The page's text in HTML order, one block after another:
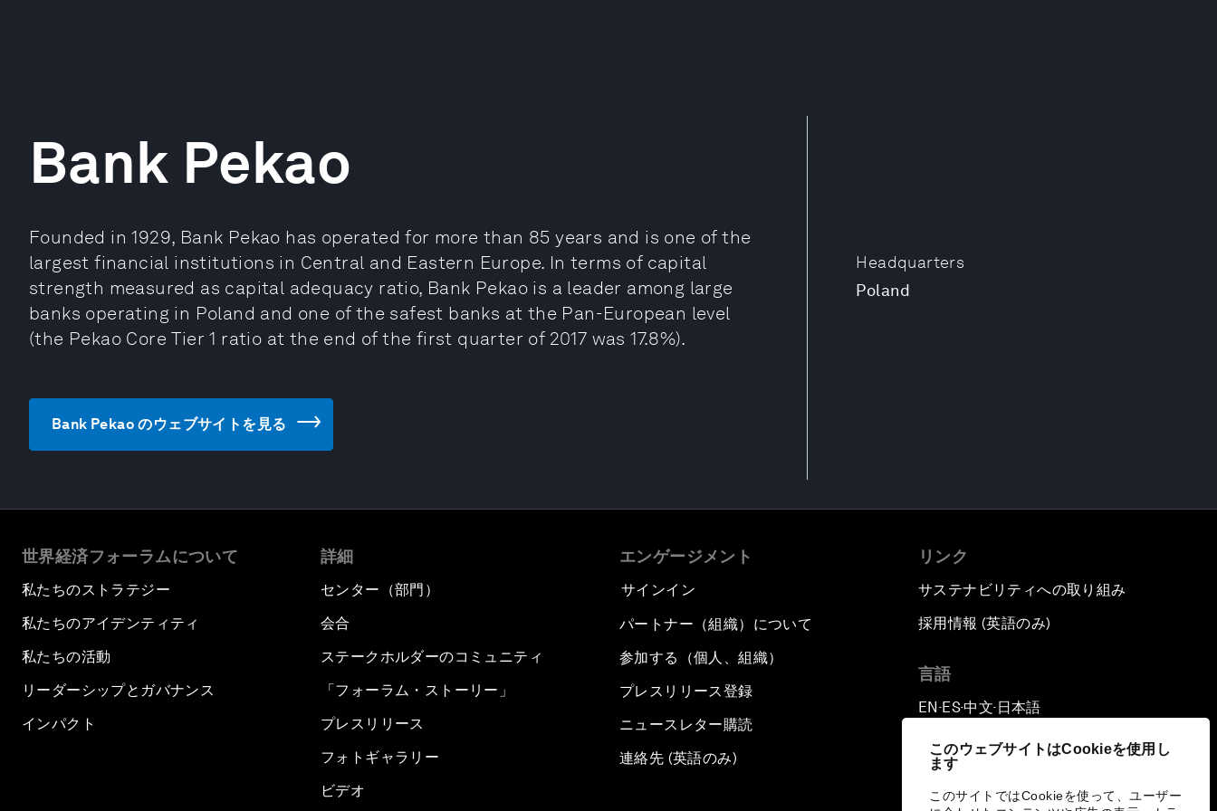
このウェブサイトはCookieを使用し
ます
このサイトではCookieを使って、ユーザー
Headquarters
Poland
Bank Pekao
Founded in 1929, Bank Pekao has operated for more than 85 years and is one of the
largest financial institutions in Central and Eastern Europe. In terms of capital
strength measured as capital adequacy ratio, Bank Pekao is a leader among large
banks operating in Poland and one of the safest banks at the Pan-European level
(the Pekao Core Tier 1 ratio at the end of the first quarter of 2017 was 17.8%).
Bank Pekao のウェブサイトを見る
世界経済フォーラムについて
私たちのストラテジー
私たちのアイデンティティ
私たちの活動
リーダーシップとガバナンス
インパクト
詳細
センター（部門）
会合
ステークホルダーのコミュニティ
「フォーラム・ストーリー」
プレスリリース
フォトギャラリー
ビデオ
エンゲージメント
サインイン
パートナー（組織）について
参加する（個人、組織）
プレスリリース登録
ニュースレター購読
連絡先 (英語のみ)
リンク
サステナビリティへの取り組み
採用情報 (英語のみ)
言語
EN ▪ES▪中文▪ 日本語